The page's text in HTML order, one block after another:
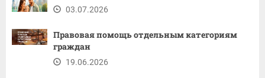
03.07.2026
Правовая помощь отдельным категориям
граждан
19.06.2026